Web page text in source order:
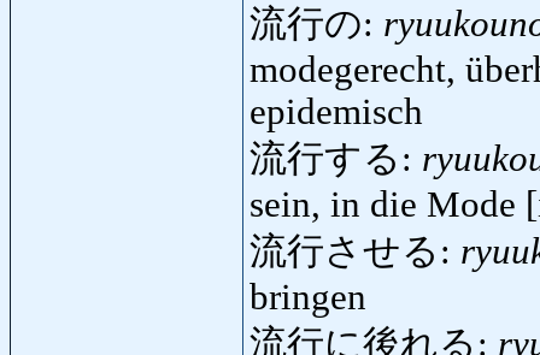
流行の:
modegerecht,
epidemisch
流行する:
sein, in die Mode
流行させる:
bringen
流行に後れる: